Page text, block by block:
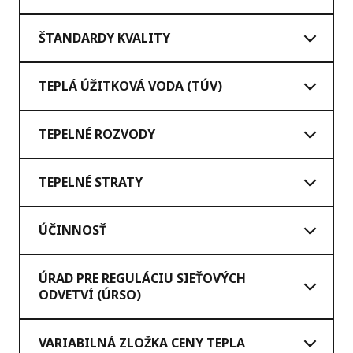
ŠTANDARDY KVALITY
TEPLÁ ÚŽITKOVÁ VODA (TÚV)
TEPELNÉ ROZVODY
TEPELNÉ STRATY
ÚČINNOSŤ
ÚRAD PRE REGULÁCIU SIEŤOVÝCH
ODVETVÍ (ÚRSO)
VARIABILNÁ ZLOŽKA CENY TEPLA